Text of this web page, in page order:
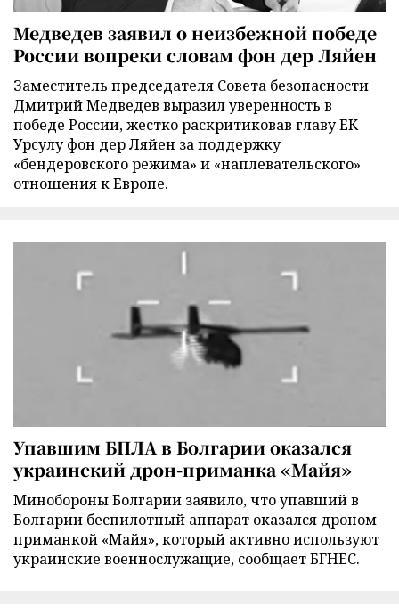
Медведев заявил о неизбежной победе
России вопреки словам фон дер Ляйен
Заместитель председателя Совета безопасности
Дмитрий Медведев выразил уверенность в
победе России, жестко раскритиковав главу ЕК
Урсулу фон дер Ляйен за поддержку
«бендеровского режима» и «наплевательского»
отношения к Европе.
Упавшим БПЛА в Болгарии оказался
украинский дрон-приманка «Майя»
Минобороны Болгарии заявило, что упавший в
Болгарии беспилотный аппарат оказался дроном-
приманкой «Майя», который активно используют
украинские военнослужащие, сообщает БГНЕС.